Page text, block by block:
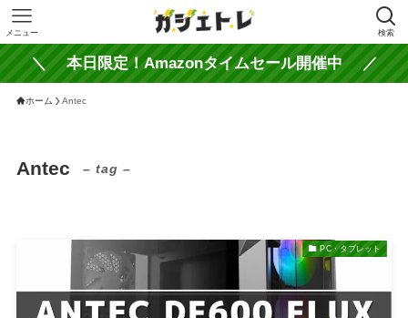
検索
メニュー
＼ 本日限定！Amazonタイムセール開催中 ／
ホーム Antec
Antec – tag –
PC・タブレット